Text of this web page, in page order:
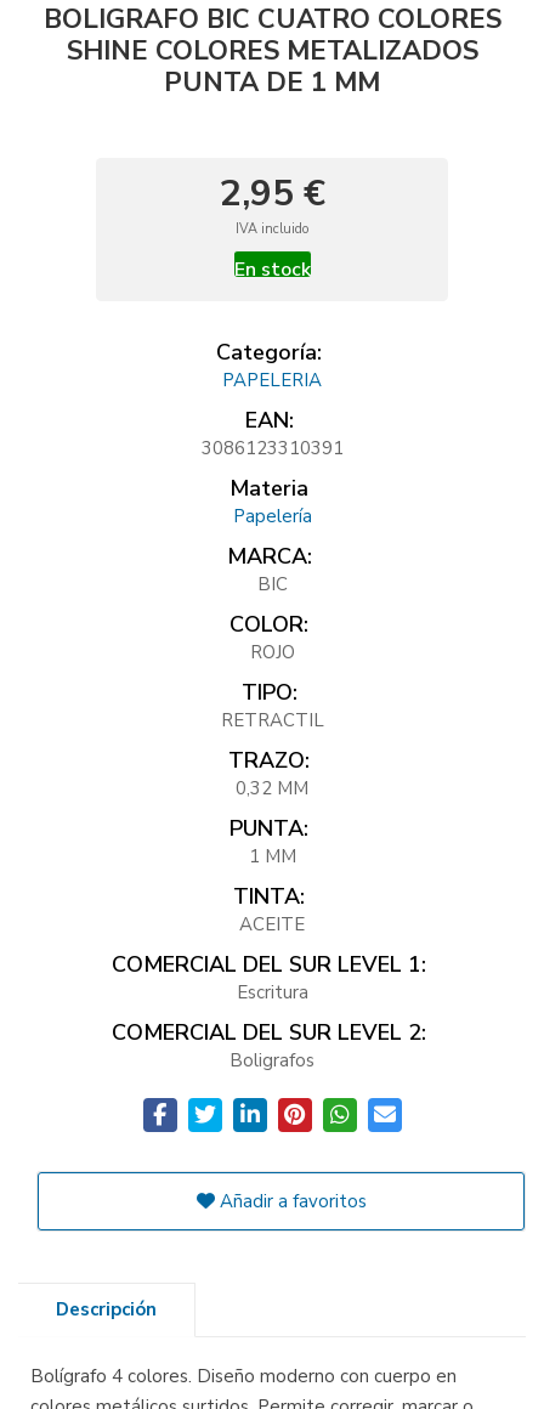
BOLIGRAFO BIC CUATRO COLORES
SHINE COLORES METALIZADOS
PUNTA DE 1 MM
2,95 €
IVA incluido
En stock
Categoría:
PAPELERIA
EAN:
3086123310391
Materia
Papelería
MARCA:
BIC
COLOR:
ROJO
TIPO:
RETRACTIL
TRAZO:
0,32 MM
PUNTA:
1 MM
TINTA:
ACEITE
COMERCIAL DEL SUR LEVEL 1:
Escritura
COMERCIAL DEL SUR LEVEL 2:
Boligrafos
Añadir a favoritos
Descripción
Bolígrafo 4 colores. Diseño moderno con cuerpo en